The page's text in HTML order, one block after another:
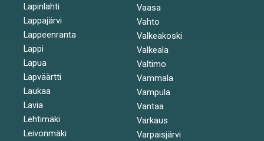
Lapinlahti
Lappajärvi
Lappeenranta
Lappi
Lapua
Lapväärtti
Laukaa
Lavia
Lehtimäki
Leivonmäki
Vaasa
Vahto
Valkeakoski
Valkeala
Valtimo
Vammala
Vampula
Vantaa
Varkaus
Varpaisjärvi